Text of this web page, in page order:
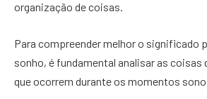
organização de coisas.
Para compreender melhor o significado
sonho, é fundamental analisar as
que ocorrem durante os momentos sono